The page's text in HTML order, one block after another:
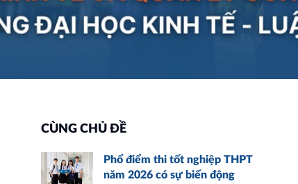
CÙNG CHỦ ĐỀ
Phổ điểm thi tốt nghiệp THPT
năm 2026 có sự biến động